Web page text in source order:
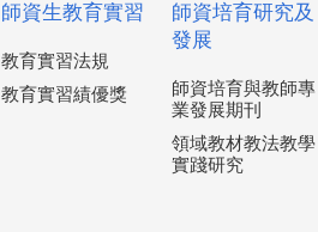
師資生教育實習
教育實習法規
教育實習績優獎
師資培育研究及
發展
師資培育與教師專
業發展期刊
領域教材教法教學
實踐研究